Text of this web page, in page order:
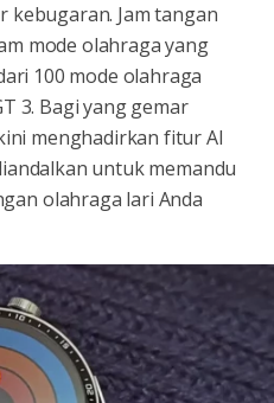
Jam tangan
mode olahraga yang
100 mode olahraga
3. Bagi yang gemar
menghadirkan fitur AI
untuk memandu
olahraga lari Anda